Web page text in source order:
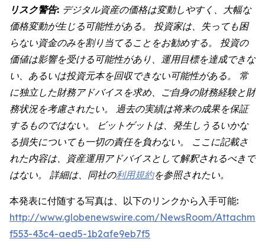
リスク警告: デジタル資産の価格は変動しやすく、大幅な
価格変動が生じる可能性がある。 投資家は、失っても困
らない資金のみを割り当てることをお勧めする。 投資の
価値は影響を受ける可能性があり、運用目標を達成できな
い、あるいは投資元本を回収できない可能性がある。 常
に独立した財務アドバイスを求め、ご自身の財務経験と財
務状況を考慮されたい。 過去の実績は将来の成果を保証
するものではない。 ビットゲットは、発生しうるいかな
る損失についても一切の責任を負わない。 ここに記載さ
れた内容は、資産運用アドバイスとして解釈されるべきで
はない。 詳細は、同社の利用規約を参照されたい。
本発表に付随する写真は、以下のリンクから入手可能:
http://www.globenewswire.com/NewsRoom/
f553-43c4-aed5-1b2afe9eb7f5